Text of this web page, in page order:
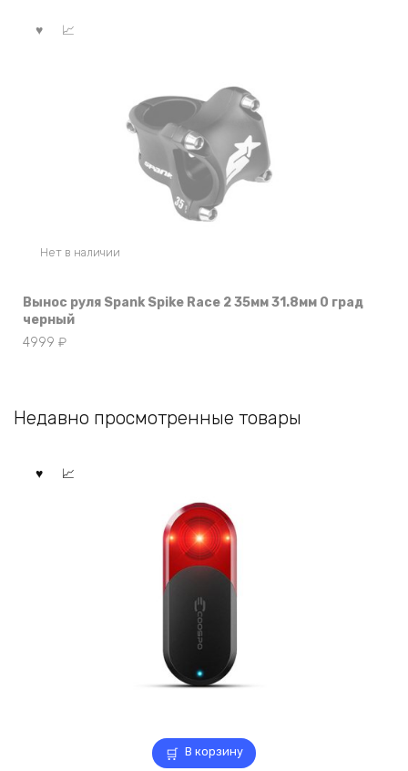
Нет в наличии
Вынос руля Spank Spike Race 2 35мм 31.8мм 0 град
черный
4999 ₽
Недавно просмотренные товары
В корзину